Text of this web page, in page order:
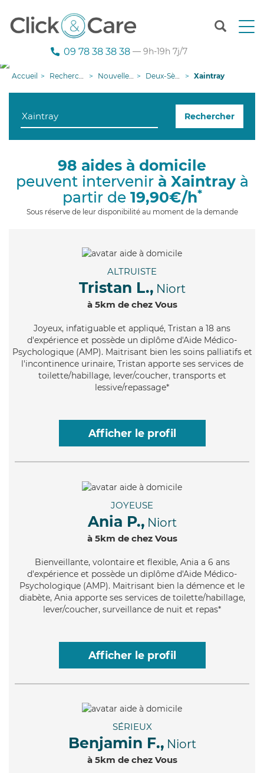
T
n
g
i
09 78 38 38 38 — 9h-19h 7j/7
Accueil Recherche aide à domicile Nouvelle-Aquitaine Deux-Sèvres Xaintray
Rechercher
98 aides à domicile
peuvent intervenir à Xaintrayà
partir de 19,90€/h*
Sous réserve de leur disponibilité au moment de la demande
ALTRUISTE
Tristan L., Niort
à 5km de chez Vous
Joyeux, infatiguable et appliqué, Tristan a 18 ans
d'expérience et possède un diplôme d'Aide Médico-
Psychologique (AMP). Maitrisant bien les soins palliatifs et
l'incontinence urinaire, Tristan apporte ses services de
toilette/habillage, lever/coucher, transports et
lessive/repassage*
Afficher le profil
JOYEUSE
Ania P., Niort
à 5km de chez Vous
Bienveillante, volontaire et flexible, Ania a 6 ans
d'expérience et possède un diplôme d'Aide Médico-
Psychologique (AMP). Maitrisant bien la démence et le
diabète, Ania apporte ses services de toilette/habillage,
lever/coucher, surveillance de nuit et repas*
Afficher le profil
SÉRIEUX
Benjamin F., Niort
à 5km de chez Vous